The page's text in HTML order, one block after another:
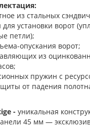
из стальных
для установки ворот
петли);
опускания ворот;
из
пружин с
от падения
- уникальная
45 мм —